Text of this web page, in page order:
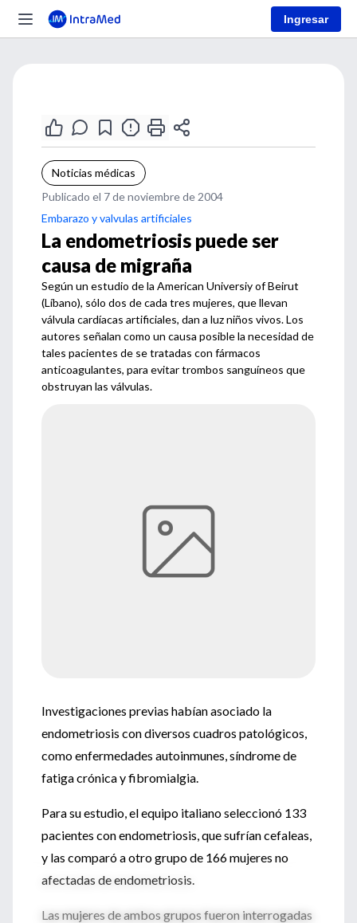
Ingresar
Noticias médicas
Publicado el 7 de noviembre de 2004
Embarazo y valvulas artificiales
La endometriosis puede ser
causa de migraña
Según un estudio de la American Universiy of Beirut
(Líbano), sólo dos de cada tres mujeres, que llevan
válvula cardíacas artificiales, dan a luz niños vivos. Los
autores señalan como un causa posible la necesidad de
tales pacientes de se tratadas con fármacos
anticoagulantes, para evitar trombos sanguíneos que
obstruyan las válvulas.
Investigaciones previas habían asociado la
endometriosis con diversos cuadros patológicos,
como enfermedades autoinmunes, síndrome de
fatiga crónica y fibromialgia.
Para su estudio, el equipo italiano seleccionó 133
pacientes con endometriosis, que sufrían cefaleas,
y las comparó a otro grupo de 166 mujeres no
afectadas de endometriosis.
Las mujeres de ambos grupos fueron interrogadas